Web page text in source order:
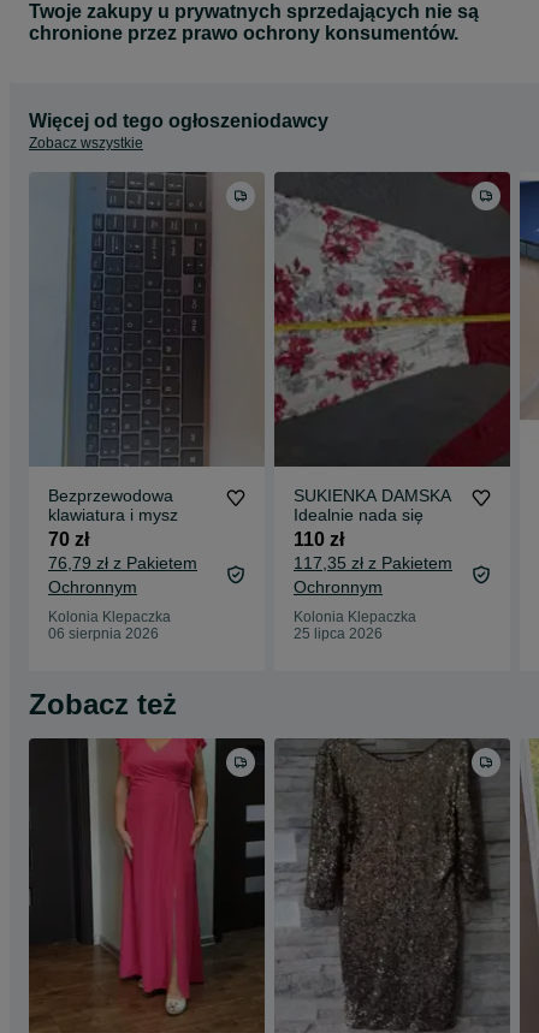
Twoje zakupy u prywatnych sprzedających nie są
chronione przez prawo ochrony konsumentów.
Więcej od tego ogłoszeniodawcy
Zobacz wszystkie
Bezprzewodowa
klawiatura i mysz
70 zł
76,79 zł z Pakietem
Ochronnym
Kolonia Klepaczka
06 sierpnia 2026
SUKIENKA DAMSKA
Idealnie nada się
110 zł
117,35 zł z Pakietem
Ochronnym
Kolonia Klepaczka
25 lipca 2026
Zobacz też